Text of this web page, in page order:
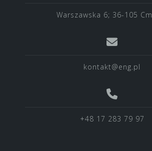
Warszawska 6; 36-105
kontakt@eng.pl
+48 17 283 79 97